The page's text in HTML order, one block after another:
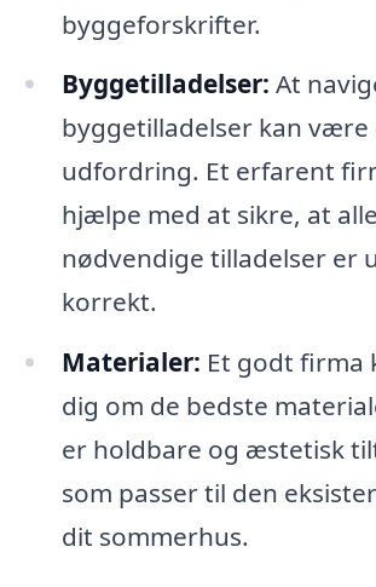
byggeforskrifter.
Byggetilladelser: At
byggetilladelser kan være
udfordring. Et erfarent
hjælpe med at sikre, at alle
nødvendige tilladelser er
korrekt.
Materialer: Et godt firma
dig om de bedste
er holdbare og æstetisk
som passer til den
dit sommerhus.